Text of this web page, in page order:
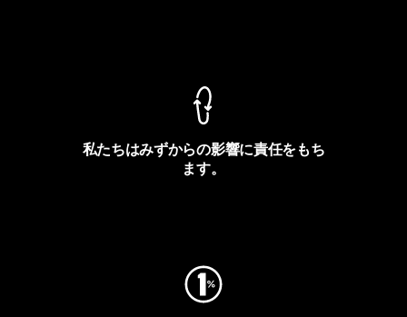
私たちはみずからの影響に責任をもち
ます。